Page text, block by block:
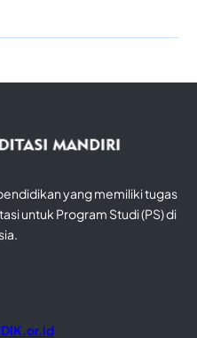
yang memiliki tugas
untuk Program Studi (PS) di